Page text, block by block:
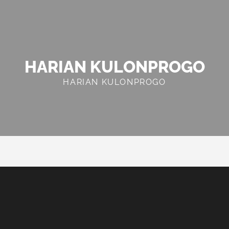
HARIAN KULONPROGO
HARIAN KULONPROGO